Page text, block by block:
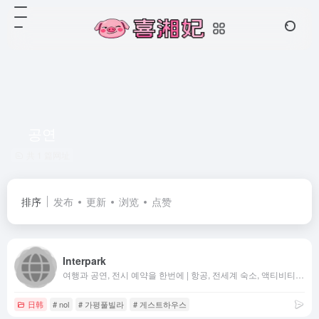
排序 发布 更新 浏览 点赞
Interpark
日韩 # nol # 가평풀빌라 # 게스트하우스